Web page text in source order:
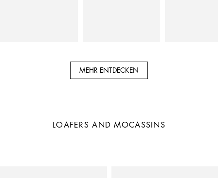
MEHR ENTDECKEN
LOAFERS AND MOCASSINS